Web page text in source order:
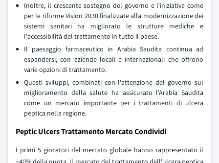
Inoltre, il crescente sostegno del governo e l'iniziativa come
per le riforme Vision 2030 finalizzate alla modernizzazione dei
sistemi sanitari ha migliorato le strutture mediche e
l'accessibilità del trattamento in tutto il paese.
Il paesaggio farmaceutico in Arabia Saudita continua ad
espandersi, con aziende locali e internazionali che offrono
varie opzioni di trattamento.
Questi sviluppi, combinati con l'attenzione del governo sul
miglioramento della salute ha assicurato l'Arabia Saudita
come un mercato importante per i trattamenti di ulcera
peptica nella regione.
Peptic Ulcers Trattamento Mercato Condividi
I primi 5 giocatori del mercato globale hanno rappresentato il